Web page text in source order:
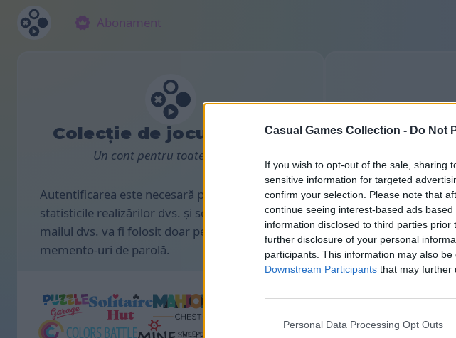
Casual Games Collection - Do Not
If you wish to opt-out of the sale, sharing
sensitive information for targeted
confirm your selection. Please note that
continue seeing interest-based ads
information disclosed to third parties
further disclosure of your personal
participants. This information may also
Downstream Participants that may further
Personal Data Processing Opt Outs
Abonament
Colecție de jocuri casual
Un cont pentru toate jocurile.
Autentificarea este necesară pentru a salva
statisticile realizărilor dvs. și setările de joc. E-
mailul dvs. va fi folosit doar pentru a trimite
memento-uri de parolă.
Alege un plan de